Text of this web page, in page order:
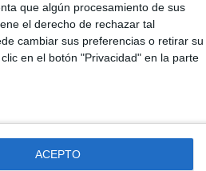
que algún procesamiento de sus
el derecho de rechazar tal
cambiar sus preferencias o retirar su
en el botón "Privacidad" en la parte
ACEPTO
plena
la
de